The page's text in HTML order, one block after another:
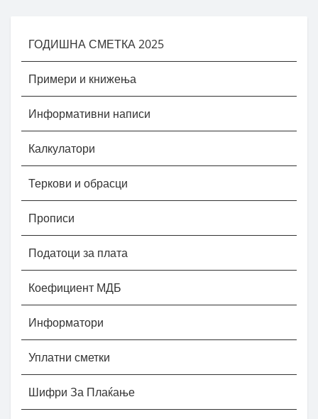
ГОДИШНА СМЕТКА 2025
Примери и книжења
Информативни написи
Калкулатори
Теркови и обрасци
Прописи
Податоци за плата
Коефициент МДБ
Информатори
Уплатни сметки
Шифри За Плаќање